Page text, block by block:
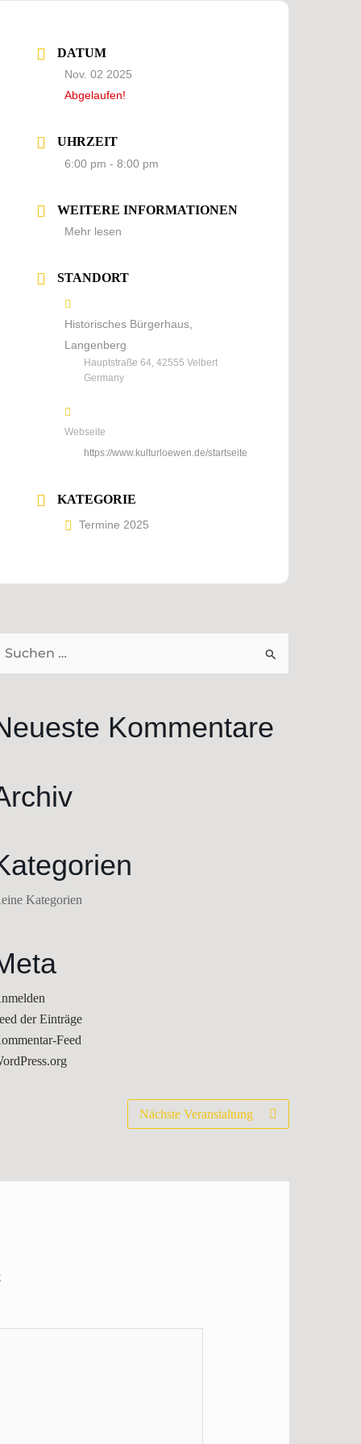
DATUM
Nov. 02 2025
Abgelaufen!
UHRZEIT
6:00 pm - 8:00 pm
WEITERE INFORMATIONEN
Mehr lesen
STANDORT
Historisches Bürgerhaus,
Langenberg
Hauptstraße 64, 42555 Velbert
Germany
Webseite
https://www.kulturloewen.de/startseite
KATEGORIE
Termine 2025
Kommentare
Kategorien
der Einträge
Feed
Nächste Veranstaltung